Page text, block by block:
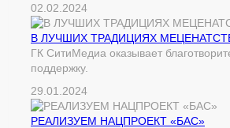
02.02.2024
В ЛУЧШИХ ТРАДИЦИЯХ
ГК СитиМедиа оказывает
поддержку.
29.01.2024
РЕАЛИЗУЕМ НАЦПРОЕКТ «БАС»